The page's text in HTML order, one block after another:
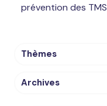
prévention des TMS
Thèmes
Archives